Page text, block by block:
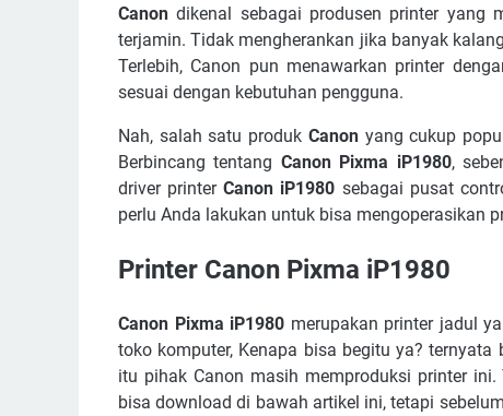
Cara Install Driver Canon Pixma iP1980
Canon dikenal sebagai produsen printer yang
terjamin. Tidak mengherankan jika banyak
Terlebih, Canon pun menawarkan printer
sesuai dengan kebutuhan pengguna.
Nah, salah satu produk Canon yang cukup
Berbincang tentang Canon Pixma iP1980,
driver printerCanon iP1980 sebagai pusat
perlu Anda lakukan untuk bisa mengoperasikan
Printer Canon Pixma iP1980
Canon Pixma iP1980 merupakan printer jadul
toko komputer, Kenapa bisa begitu ya?
itu pihak Canon masih memproduksi printer
bisa download di bawah artikel ini, tetapi